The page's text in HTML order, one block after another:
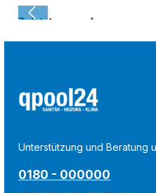
Zuletzt angesehen:
Unterstützung und Beratung
0180 - 000000